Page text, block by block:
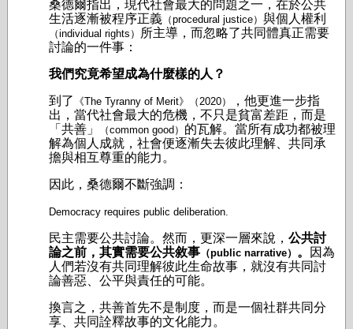
桑德爾指出，現代社會最大的問題之一，在於公共
生活逐漸被程序正義 （procedural justice） 與個人權利
（individual rights）
所主導，而忽略了共同體真正需要
討論的一件事：
我們究竟希望成為什麼樣的人？
到了 《The Tyranny of Merit》（2020）
，他更進一步指
出，當代社會最大的危機，不只是貧富差距，而是
「共善」
（common good） 的瓦解。當所有成功都被理
解為個人成就，社會便逐漸失去彼此理解、共同承
擔與相互尊重的能力。
因此，桑德爾不斷強調：
Democracy requires public deliberation.
民主需要公共討論。 然而，更深一層來說， 公共討
論之前，其實需要公共敘事 （public narrative） 。
因為
人們若沒有共同理解彼此生命故事，就沒有共同討
論善惡、公平與責任的可能。
換言之，共善首先不是制度，而是一個社群共同分
享、共同詮釋故事的文化能力。